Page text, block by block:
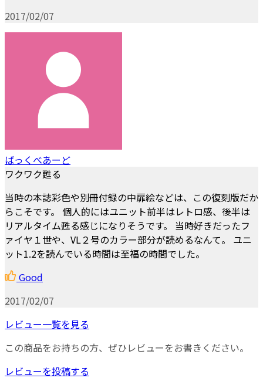
2017/02/07
ばっくべあーど
ワクワク甦る
当時の本誌彩色や別冊付録の中扉絵などは、この復刻版だか
らこそです。 個人的にはユニット前半はレトロ感、後半は
リアルタイム甦る感じになりそうです。 当時好きだったフ
ァイヤ１世や、VL２号のカラー部分が読めるなんて。 ユニ
ット1.2を読んでいる時間は至福の時間でした。
Good
2017/02/07
レビュー一覧を見る
この商品をお持ちの方、ぜひレビューをお書きください。
レビューを投稿する